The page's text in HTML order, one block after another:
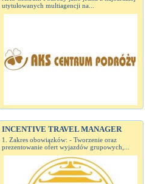
utytułowanych multiagencji na...
INCENTIVE TRAVEL MANAGER
1. Zakres obowiązków: - Tworzenie oraz
prezentowanie ofert wyjazdów grupowych,...